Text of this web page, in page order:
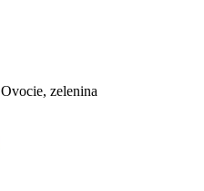
Ovocie, zelenina